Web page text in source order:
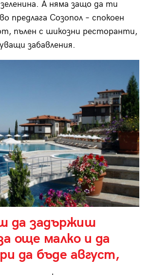
зеленина. А няма защо да ти
предлага Созопол – спокоен
пълен с шикозни ресторанти,
забавления.
да задържиш
още малко и да
да бъде август,